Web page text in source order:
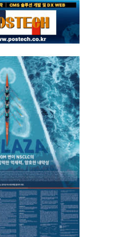
수익 환수 및 수사 실효성을
확보하기 위한 「 정보통신망
이용촉진 및 정보보호 등에
관한 법률 일부 개정법률안 」
과 「 사법경찰관리의 직무를
관한 법률...